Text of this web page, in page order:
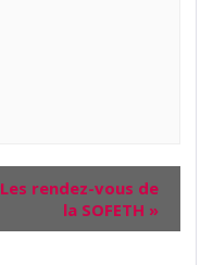
Les rendez-vous de
la SOFETH »